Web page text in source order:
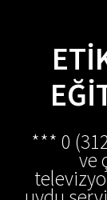
*** 0
ve